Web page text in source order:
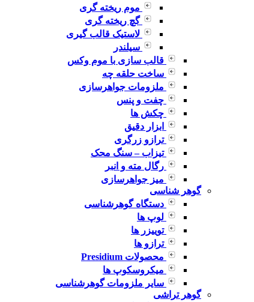
موم ریخته گری
گچ ریخته گری
لاستیک قالب گیری
سیلندر
قالب سازی با موم وکس
ساخت حلقه چه
ملزومات جواهرسازی
چفت و پنس
چکش ها
ابزار دقیق
ترازو زرگری
تیزاب – سنگ محک
رگال مته و انبر
میز جواهرسازی
گوهر شناسی
دستگاه گوهرشناسی
لوپ ها
توییزر ها
ترازو ها
محصولات Presidium
میکروسکوپ ها
سایر ملزومات گوهرشناسی
گوهر تراشی